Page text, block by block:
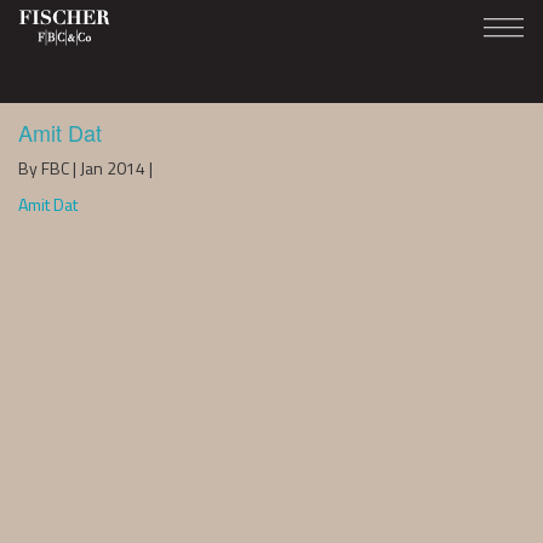
Amit Dat
By FBC | Jan 2014 |
Amit Dat